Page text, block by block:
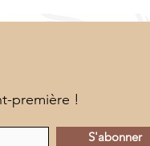
première !
S'abonner